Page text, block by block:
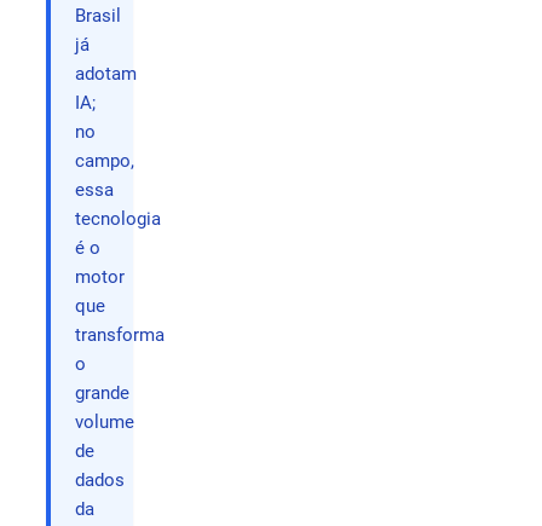
Brasil
já
adotam
IA;
no
campo,
essa
tecnologia
é o
motor
que
transforma
o
grande
volume
de
dados
da